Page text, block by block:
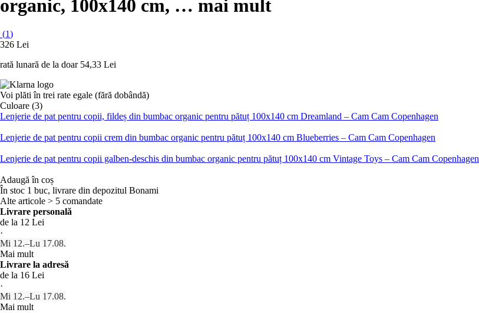
organic, 100x140 cm, … mai mult
(1)
326 Lei
rată lunară de la doar 54,33 Lei
Voi plăti în trei rate egale (fără dobândă)
Culoare (3)
Lenjerie de pat pentru copii, fildeș din bumbac organic pentru pătuț 100x140 cm Dreamland – Cam Cam Copenhagen
Lenjerie de pat pentru copii crem din bumbac organic pentru pătuț 100x140 cm Blueberries – Cam Cam Copenhagen
Lenjerie de pat pentru copii galben-deschis din bumbac organic pentru pătuț 100x140 cm Vintage Toys – Cam Cam Copenhagen
Adaugă în coș
În stoc 1 buc, livrare din depozitul Bonami
Alte articole > 5 comandate
Livrare personală
de la 12 Lei
·
Mi 12.–Lu 17.08.
Mai mult
Livrare la adresă
de la 16 Lei
·
Mi 12.–Lu 17.08.
Mai mult